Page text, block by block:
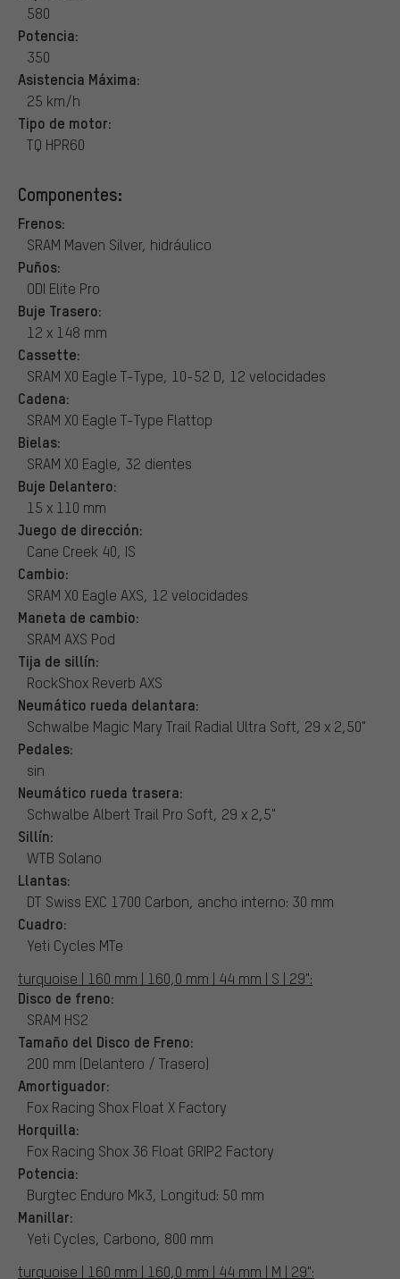
580
Potencia:
350
Asistencia Máxima:
25 km/h
Tipo de motor:
TQ HPR60
Componentes:
Frenos:
SRAM Maven Silver, hidráulico
Puños:
ODI Elite Pro
Buje Trasero:
12 x 148 mm
Cassette:
SRAM X0 Eagle T-Type, 10-52 D, 12 velocidades
Cadena:
SRAM X0 Eagle T-Type Flattop
Bielas:
SRAM X0 Eagle, 32 dientes
Buje Delantero:
15 x 110 mm
Juego de dirección:
Cane Creek 40, IS
Cambio:
SRAM X0 Eagle AXS, 12 velocidades
Maneta de cambio:
SRAM AXS Pod
Tija de sillín:
RockShox Reverb AXS
Neumático rueda delantara:
Schwalbe Magic Mary Trail Radial Ultra Soft, 29 x 2,50"
Pedales:
sin
Neumático rueda trasera:
Schwalbe Albert Trail Pro Soft, 29 x 2,5"
Sillín:
WTB Solano
Llantas:
DT Swiss EXC 1700 Carbon, ancho interno: 30 mm
Cuadro:
Yeti Cycles MTe
turquoise | 160 mm | 160,0 mm | 44 mm | S | 29":
Disco de freno:
SRAM HS2
Tamaño del Disco de Freno:
200 mm (Delantero / Trasero)
Amortiguador:
Fox Racing Shox Float X Factory
Horquilla:
Fox Racing Shox 36 Float GRIP2 Factory
Potencia:
Burgtec Enduro Mk3, Longitud: 50 mm
Manillar:
Yeti Cycles, Carbono, 800 mm
turquoise | 160 mm | 160,0 mm | 44 mm | M | 29":